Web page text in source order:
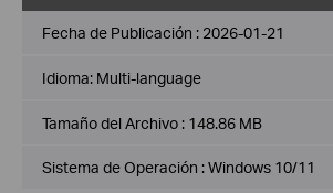
Fecha de Publicación : 2026-01-21
Idioma: Multi-language
Tamaño del Archivo : 148.86 MB
Sistema de Operación : Windows 10/11